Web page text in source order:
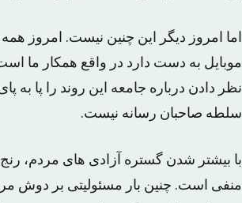
اما امروز دیگر این چنین نیست. امروز
موبایل به دست دارد در واقع همکار ما
نظر دادن درباره جامعه این روند را پا به
سلطه صاحبان رسانه نیست.
با بیشتر شدن گستره آزادی های مردم،
منفی است. چنین بار مسئولیتی بر دوش